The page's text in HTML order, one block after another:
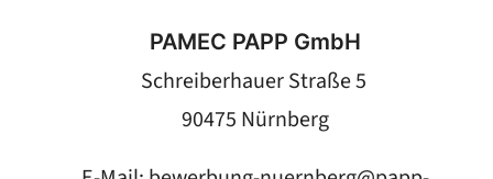
PAMEC PAPP GmbH
Schreiberhauer Straße 5
90475 Nürnberg